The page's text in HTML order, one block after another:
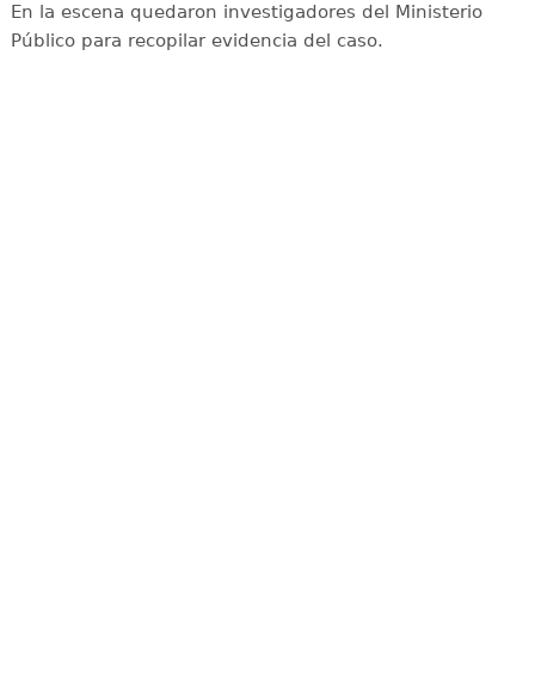
En la escena quedaron investigadores del Ministerio
Público para recopilar evidencia del caso.